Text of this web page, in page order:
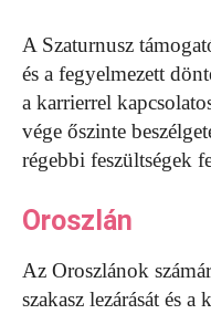
A Szaturnusz
és a fegyelmezett
a karrierrel
vége őszinte
régebbi feszültségek
Oroszlán
Az Oroszlánok
szakasz lezárását és